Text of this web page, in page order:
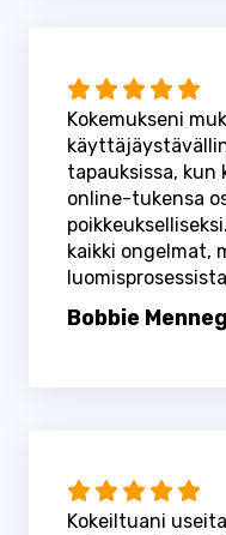
Kokemukseni
tapauksissa, kun
online-tukensa
kaikki ongelmat,
Bobbie Menneg
Kokeiltuani